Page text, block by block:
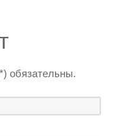
обязательны.